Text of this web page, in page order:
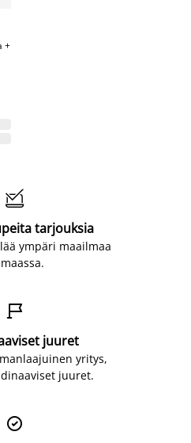
+

tarjouksia
ympäri maailmaa

juuret
yritys,
juuret.
